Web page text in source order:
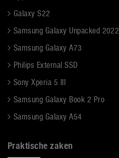
Galaxy S22
Samsung Galaxy Unpacked 2022
Samsung Galaxy A73
Philips External SSD
Sony Xperia 5 III
Samsung Galaxy Book 2 Pro
Samsung Galaxy A54
Praktische zaken